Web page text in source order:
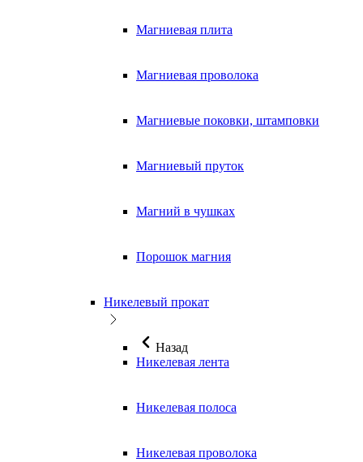
Магниевая плита
Магниевая проволока
Магниевые поковки, штамповки
Магниевый пруток
Магний в чушках
Порошок магния
Никелевый прокат
Назад
Никелевая лента
Никелевая полоса
Никелевая проволока